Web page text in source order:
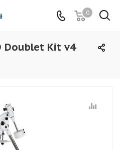
0
Doublet Kit v4